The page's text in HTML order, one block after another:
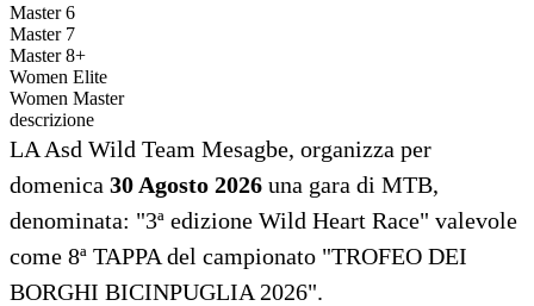
Master 6
Master 7
Master 8+
Women Elite
Women Master
descrizione
LA Asd Wild Team Mesagbe, organizza per
domenica 30 Agosto 2026 una gara di MTB,
denominata: "3ª edizione Wild Heart Race" valevole
come 8ª TAPPA del campionato "TROFEO DEI
BORGHI BICINPUGLIA 2026".